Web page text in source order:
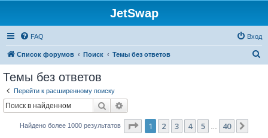
JetSwap
FAQ Вход
Список форумов Поиск Темы без ответов
Темы без ответов
Перейти к расширенному поиску
Поиск
Найдено более 1000 результатов Страница из 40
1 2 3 4 5 40